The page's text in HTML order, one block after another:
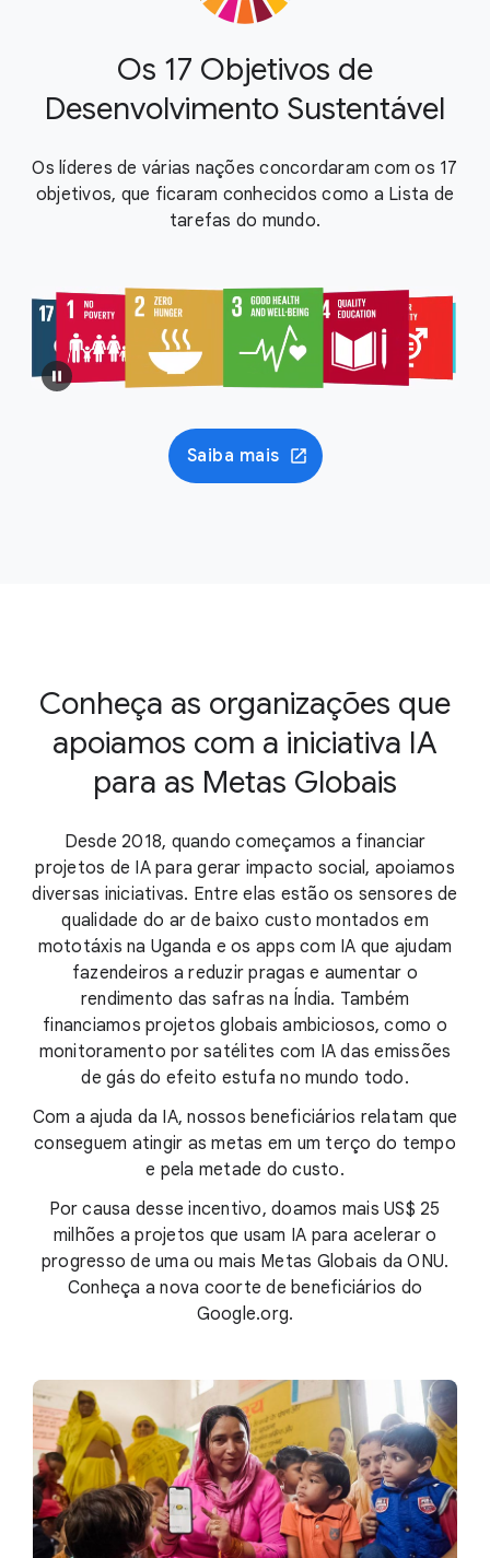
Os 17 Objetivos de
Desenvolvimento Sustentável
Os líderes de várias nações concordaram com os 17
objetivos, que ficaram conhecidos como a Lista de
tarefas do mundo.
Saiba mais
Conheça as organizações que
apoiamos com a iniciativa IA
para as Metas Globais
Desde 2018, quando começamos a financiar
projetos de IA para gerar impacto social, apoiamos
diversas iniciativas. Entre elas estão os sensores de
qualidade do ar de baixo custo montados em
mototáxis na Uganda e os apps com IA que ajudam
fazendeiros a reduzir pragas e aumentar o
rendimento das safras na Índia. Também
financiamos projetos globais ambiciosos, como o
monitoramento por satélites com IA das emissões
de gás do efeito estufa no mundo todo.
Com a ajuda da IA, nossos beneficiários relatam que
conseguem atingir as metas em um terço do tempo
e pela metade do custo.
Por causa desse incentivo, doamos mais US$ 25
milhões a projetos que usam IA para acelerar o
progresso de uma ou mais Metas Globais da ONU.
Conheça a nova coorte de beneficiários do
Google.org.